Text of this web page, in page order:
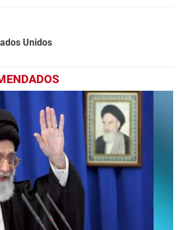
Unidos